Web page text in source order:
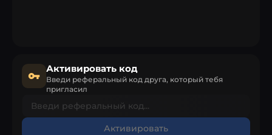
Активировать код
Введи реферальный код друга, который тебя
пригласил
Активировать